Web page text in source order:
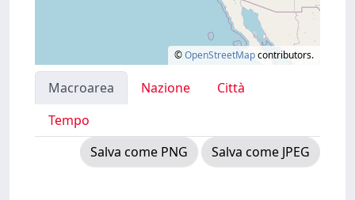
©OpenStreetMapcontributors.
Macroarea Nazione
Città
Tempo
Salva come PNG
Salva come JPEG